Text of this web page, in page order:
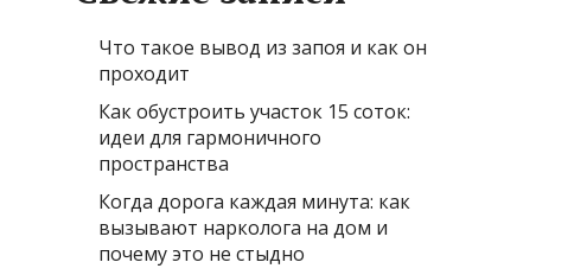
Что такое вывод из запоя и как он
проходит
Как обустроить участок 15 соток:
идеи для гармоничного
пространства
Когда дорога каждая минута: как
вызывают нарколога на дом и
почему это не стыдно